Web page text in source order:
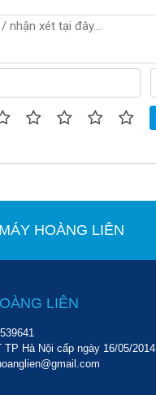
HOÀNG LIÊN
LIÊN
Hà Nội cấp ngày 16/05/2014